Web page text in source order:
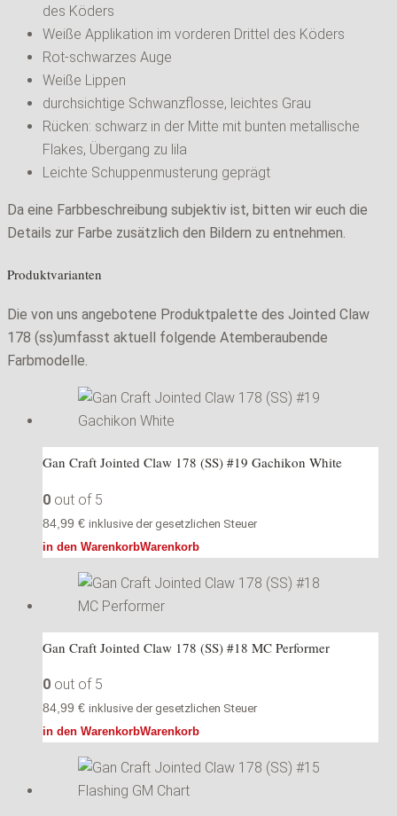
des Köders
Weiße Applikation im vorderen Drittel des Köders
Rot-schwarzes Auge
Weiße Lippen
durchsichtige Schwanzflosse, leichtes Grau
Rücken: schwarz in der Mitte mit bunten metallische
Flakes, Übergang zu lila
Leichte Schuppenmusterung geprägt
Da eine Farbbeschreibung subjektiv ist, bitten wir euch die
Details zur Farbe zusätzlich den Bildern zu entnehmen.
Produktvarianten
Die von uns angebotene Produktpalette des Jointed Claw
178 (ss)umfasst aktuell folgende Atemberaubende
Farbmodelle.
Gan Craft Jointed Claw 178 (SS) #19 Gachikon White
0 out of 5
84,99 € inklusive der gesetzlichen Steuer
in den WarenkorbWarenkorb
Gan Craft Jointed Claw 178 (SS) #18 MC Performer
0 out of 5
84,99 € inklusive der gesetzlichen Steuer
in den WarenkorbWarenkorb